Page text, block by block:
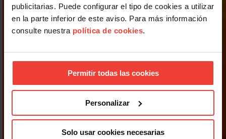
publicitarias. Puede configurar el tipo de cookies a utilizar
en la parte inferior de este aviso. Para más información
consulte nuestra política de cookies.
Permitir todas las cookies
Personalizar
Solo usar cookies necesarias